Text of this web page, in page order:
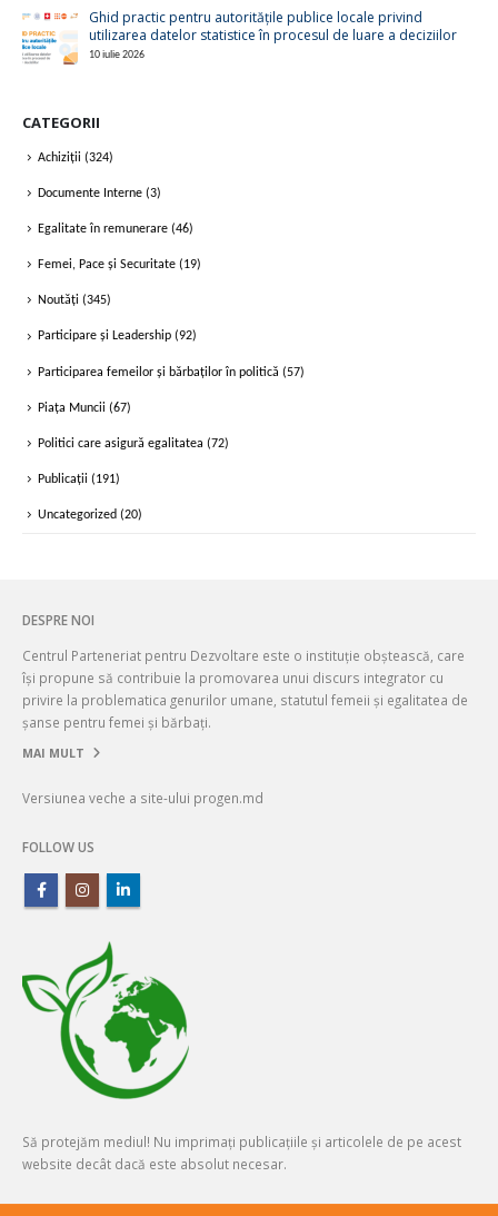
Ghid practic pentru autoritățile publice locale privind
utilizarea datelor statistice în procesul de luare a deciziilor
10 iulie 2026
CATEGORII
Achiziții (324)
Documente Interne (3)
Egalitate în remunerare (46)
Femei, Pace și Securitate (19)
Noutăți (345)
Participare și Leadership (92)
Participarea femeilor și bărbaților în politică (57)
Piața Muncii (67)
Politici care asigură egalitatea (72)
Publicații (191)
Uncategorized (20)
DESPRE NOI
Centrul Parteneriat pentru Dezvoltare este o instituție obștească, care
își propune să contribuie la promovarea unui discurs integrator cu
privire la problematica genurilor umane, statutul femeii și egalitatea de
șanse pentru femei și bărbați.
MAI MULT
Versiunea veche a site-ului progen.md
FOLLOW US
Să protejăm mediul! Nu imprimați publicațiile și articolele de pe acest
website decât dacă este absolut necesar.